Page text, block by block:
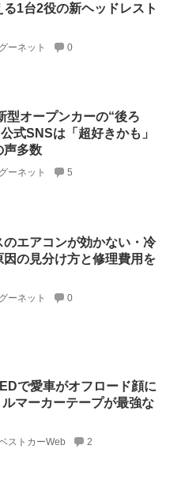
1台2役の新ヘッドレスト
グーネット 0
型オープンカーの“後ろ
式SNSは「超好きかも」
声多数
グーネット 5
のエアコンが効かない・冷
因の見分け方と修理費用を
グーネット 0
で愛車がオフロード顔に
マーカーテープが最強な
ストカーWeb 2